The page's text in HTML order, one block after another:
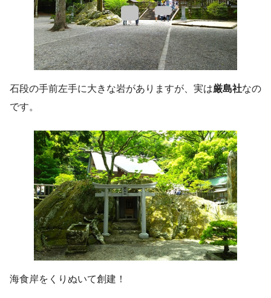
石段の手前左手に大きな岩がありますが、実は厳島社なの
です。
海食岸をくりぬいて創建！